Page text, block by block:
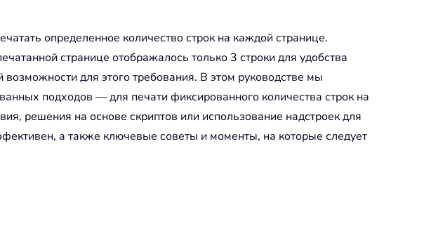
определенное количество строк на каждой странице.
странице отображалось только 3 строки для удобства
для этого требования. В этом руководстве мы
подходов — для печати фиксированного количества строк на
решения на основе скриптов или использование надстроек для
а также ключевые советы и моменты, на которые следует